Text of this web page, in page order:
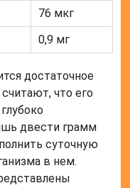
76 мкг
0,9 мг
достаточное
что его
двести грамм
суточную
в нем.